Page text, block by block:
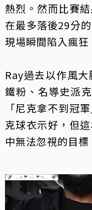
熱烈。然而比賽
在最多落後29分
現場瞬間陷入瘋狂
Ray過去以作風
鐵粉、名導史派
「尼克拿不到冠
克球衣示好，但
中無法忽視的目標